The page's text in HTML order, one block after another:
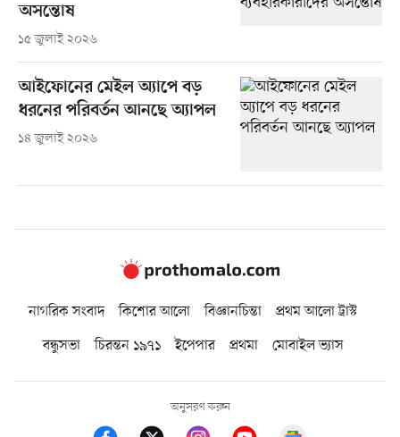
অসন্তোষ
১৫ জুলাই ২০২৬
আইফোনের মেইল অ্যাপে বড়
ধরনের পরিবর্তন আনছে অ্যাপল
১৪ জুলাই ২০২৬
নাগরিক সংবাদ কিশোর আলো বিজ্ঞানচিন্তা
প্রথম আলো ট্রাস্ট
বন্ধুসভা
চিরন্তন ১৯৭১ ইপেপার প্রথমা মোবাইল ভ্যাস
অনুসরণ করুন